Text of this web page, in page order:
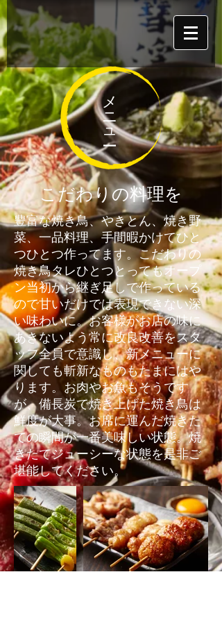
メニュー
こだわりの料理を
豊富な焼き鳥、やきとん、焼き野
菜、一品料理、手間暇かけてひと
つひとつ作ってます。こだわりの
焼き鳥タレひとつとってもオープ
ン当初から継ぎ足しで作っている
ので甘いだけでは表現できない深
い味わいに。お客様がお店の味に
あきないよう常に改良改善をスタ
ッフ全員で意識し、新メニューに
関しても斬新なものもたまにはや
ります。お肉やお魚もそうです
が、備長炭で焼き上げた焼き鳥は
鮮度が大事。お席に運んだ焼きた
ての瞬間が一番美味しい状態。焼
きたてジューシーな状態を是非ご
堪能してください。